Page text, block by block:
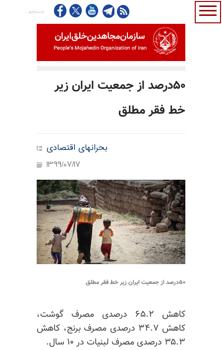
۵۰درصد از جمعیت ایران زیر
خط فقر مطلق
بحرانهای اقتصادی
1399/07/17
۵۰درصد از جمعیت ایران زیر خط فقر مطلق
کاهش ۶۵.۲ درصدی مصرف گوشت،
کاهش ۳۴.۷ درصدی مصرف برنج، کاهش
۳۵.۳ درصدی مصرف لبنیات در ۱۰ سال.